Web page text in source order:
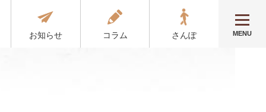
MENU
お知らせ コラム さんぽ